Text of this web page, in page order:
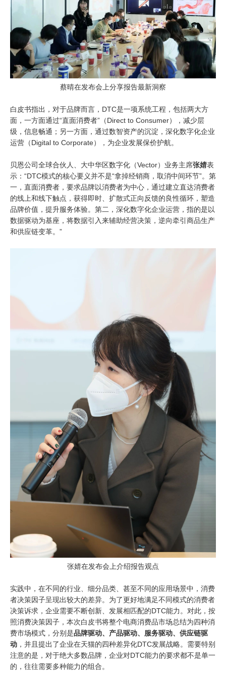
蔡晴在发布会上分享报告最新洞察
白皮书指出，对于品牌而言，DTC是一项系统工程，包括两大方
面，一方面通过“直面消费者”（Direct to Consumer），减少层
级，信息畅通；另一方面，通过数智资产的沉淀，深化数字化企业
运营（Digital to Corporate），为企业发展保价护航。
贝恩公司全球合伙人、大中华区数字化（Vector）业务主席张婧表
示：“DTC模式的核心要义并不是“拿掉经销商，取消中间环节”。第
一，直面消费者，要求品牌以消费者为中心，通过建立直达消费者
的线上和线下触点，获得即时、扩散式正向反馈的良性循环，塑造
品牌价值，提升服务体验。第二，深化数字化企业运营，指的是以
数据驱动为基座，将数据引入来辅助经营决策，逆向牵引商品生产
和供应链变革。”
张婧在发布会上介绍报告观点
实践中，在不同的行业、细分品类、甚至不同的应用场景中，消费
者决策因子呈现出较大的差异。为了更好地满足不同模式的消费者
决策诉求，企业需要不断创新、发展相匹配的DTC能力。对此，按
照消费决策因子，本次白皮书将整个电商消费品市场总结为四种消
费市场模式，分别是品牌驱动、产品驱动、服务驱动、供应链驱
动 ，并且提出了企业在天猫的四种差异化DTC发展战略。需要特别
注意的是，对于绝大多数品牌，企业对DTC能力的要求都不是单一
的，往往需要多种能力的组合。